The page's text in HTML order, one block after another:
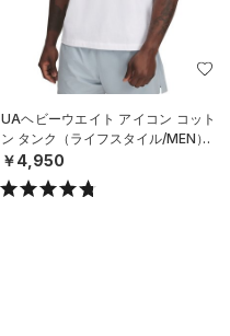
UAヘビーウエイト アイコン コット
ン タンク（ライフスタイル/MEN）
￥4,950